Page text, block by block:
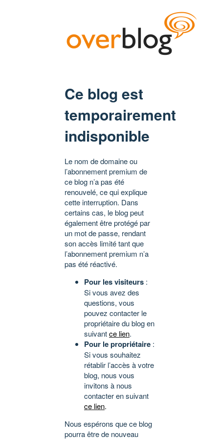
Ce blog est
temporairement
indisponible
Le nom de domaine ou
l’abonnement premium de
ce blog n’a pas été
renouvelé, ce qui explique
cette interruption. Dans
certains cas, le blog peut
également être protégé par
un mot de passe, rendant
son accès limité tant que
l’abonnement premium n’a
pas été réactivé.
Pour les visiteurs :
Si vous avez des
questions, vous
pouvez contacter le
propriétaire du blog en
suivantce lien.
Pour le propriétaire :
Si vous souhaitez
rétablir l’accès à votre
blog, nous vous
invitons à nous
contacter en suivant
ce lien.
Nous espérons que ce blog
pourra être de nouveau